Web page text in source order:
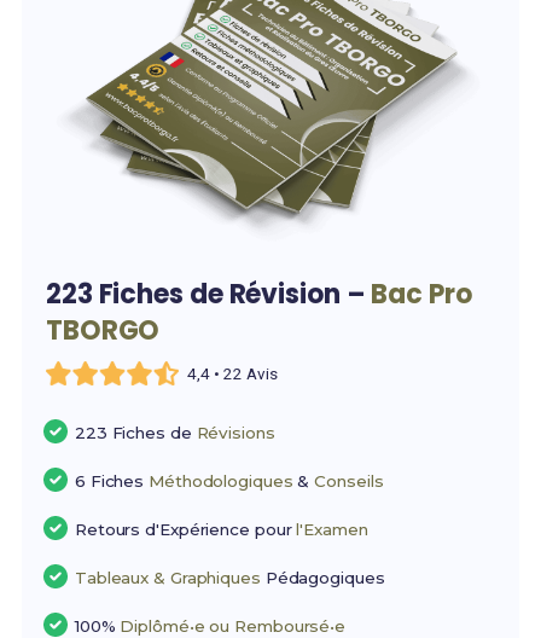
223 Fiches de Révision – Bac Pro
TBORGO
4,4 • 22 Avis
223 Fiches de Révisions
6 Fiches Méthodologiques &Conseils
Retours d'Expérience pourl'Examen
Tableaux & Graphiques Pédagogiques
100% Diplômé•e ou Remboursé•e